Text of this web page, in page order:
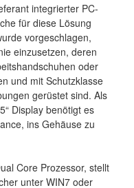
integrierter PC-
für diese Lösung
vorgeschlagen,
einzusetzen, deren
oder
und mit Schutzklasse
gerüstet sind. Als
Display benötigt es
ins Gehäuse zu
Core Prozessor, stellt
unter WIN7 oder